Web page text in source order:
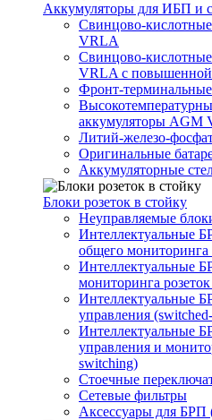
Аккумуляторы для ИБП и
Свинцово-
VRLA
Свинцово-
VRLA с повышенной
Фронт-
аккумуляторы AGM
Литий-железо-
Оригинальные
Аккумуляторные
Блоки розеток в стойку
Неуправляемые
Интеллектуальные
общего мониторинга
Интеллектуальные
мониторинга
Интеллектуальные
управления
Интеллектуальные
управления и
switching)
Стоечные
Сетевые фильтры
Аксессуары для БРП